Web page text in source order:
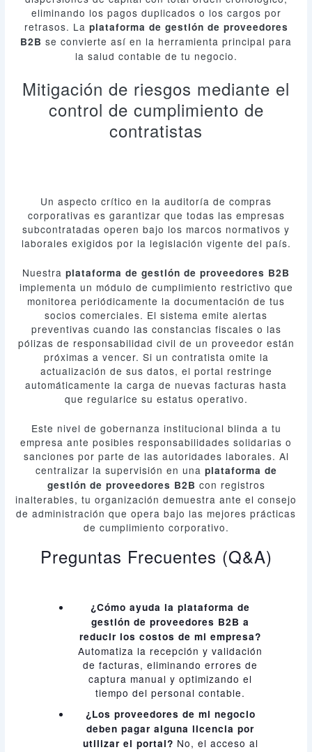
eliminando los pagos duplicados o los cargos por
retrasos. La plataforma de gestión de proveedores
B2B se convierte así en la herramienta principal para
la salud contable de tu negocio.
Mitigación de riesgos mediante el
control de cumplimiento de
contratistas
Un aspecto crítico en la auditoría de compras
corporativas es garantizar que todas las empresas
subcontratadas operen bajo los marcos normativos y
laborales exigidos por la legislación vigente del país.
Nuestra plataforma de gestión de proveedores B2B
implementa un módulo de cumplimiento restrictivo que
monitorea periódicamente la documentación de tus
socios comerciales. El sistema emite alertas
preventivas cuando las constancias fiscales o las
pólizas de responsabilidad civil de un proveedor están
próximas a vencer. Si un contratista omite la
actualización de sus datos, el portal restringe
automáticamente la carga de nuevas facturas hasta
que regularice su estatus operativo.
Este nivel de gobernanza institucional blinda a tu
empresa ante posibles responsabilidades solidarias o
sanciones por parte de las autoridades laborales. Al
centralizar la supervisión en una plataforma de
gestión de proveedores B2B con registros
inalterables, tu organización demuestra ante el consejo
de administración que opera bajo las mejores prácticas
de cumplimiento corporativo.
Preguntas Frecuentes (Q&A)
¿Cómo ayuda la plataforma de
gestión de proveedores B2B a
reducir los costos de mi empresa?
Automatiza la recepción y validación
de facturas, eliminando errores de
captura manual y optimizando el
tiempo del personal contable.
¿Los proveedores de mi negocio
deben pagar alguna licencia por
utilizar el portal? No, el acceso al